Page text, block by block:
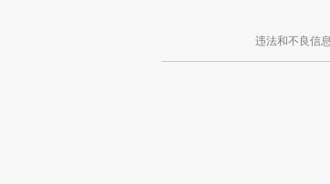
违法和不良信